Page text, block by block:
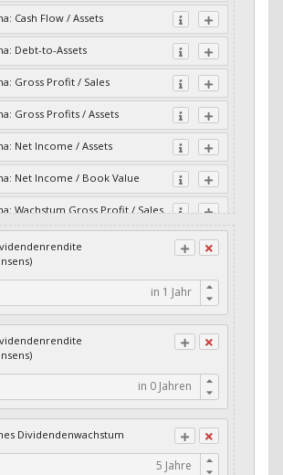
Cash Flow / Assets
Debt-to-Assets
Gross Profit / Sales
Gross Profits / Assets
Net Income / Assets
Net Income / Book Value
Wachstum Gross Profit / Sales
Wachstum Residual Cash Flow
Wachstum Residual Gross
Wachstum Residual Net
Value
Expense
Dividendenwachstum